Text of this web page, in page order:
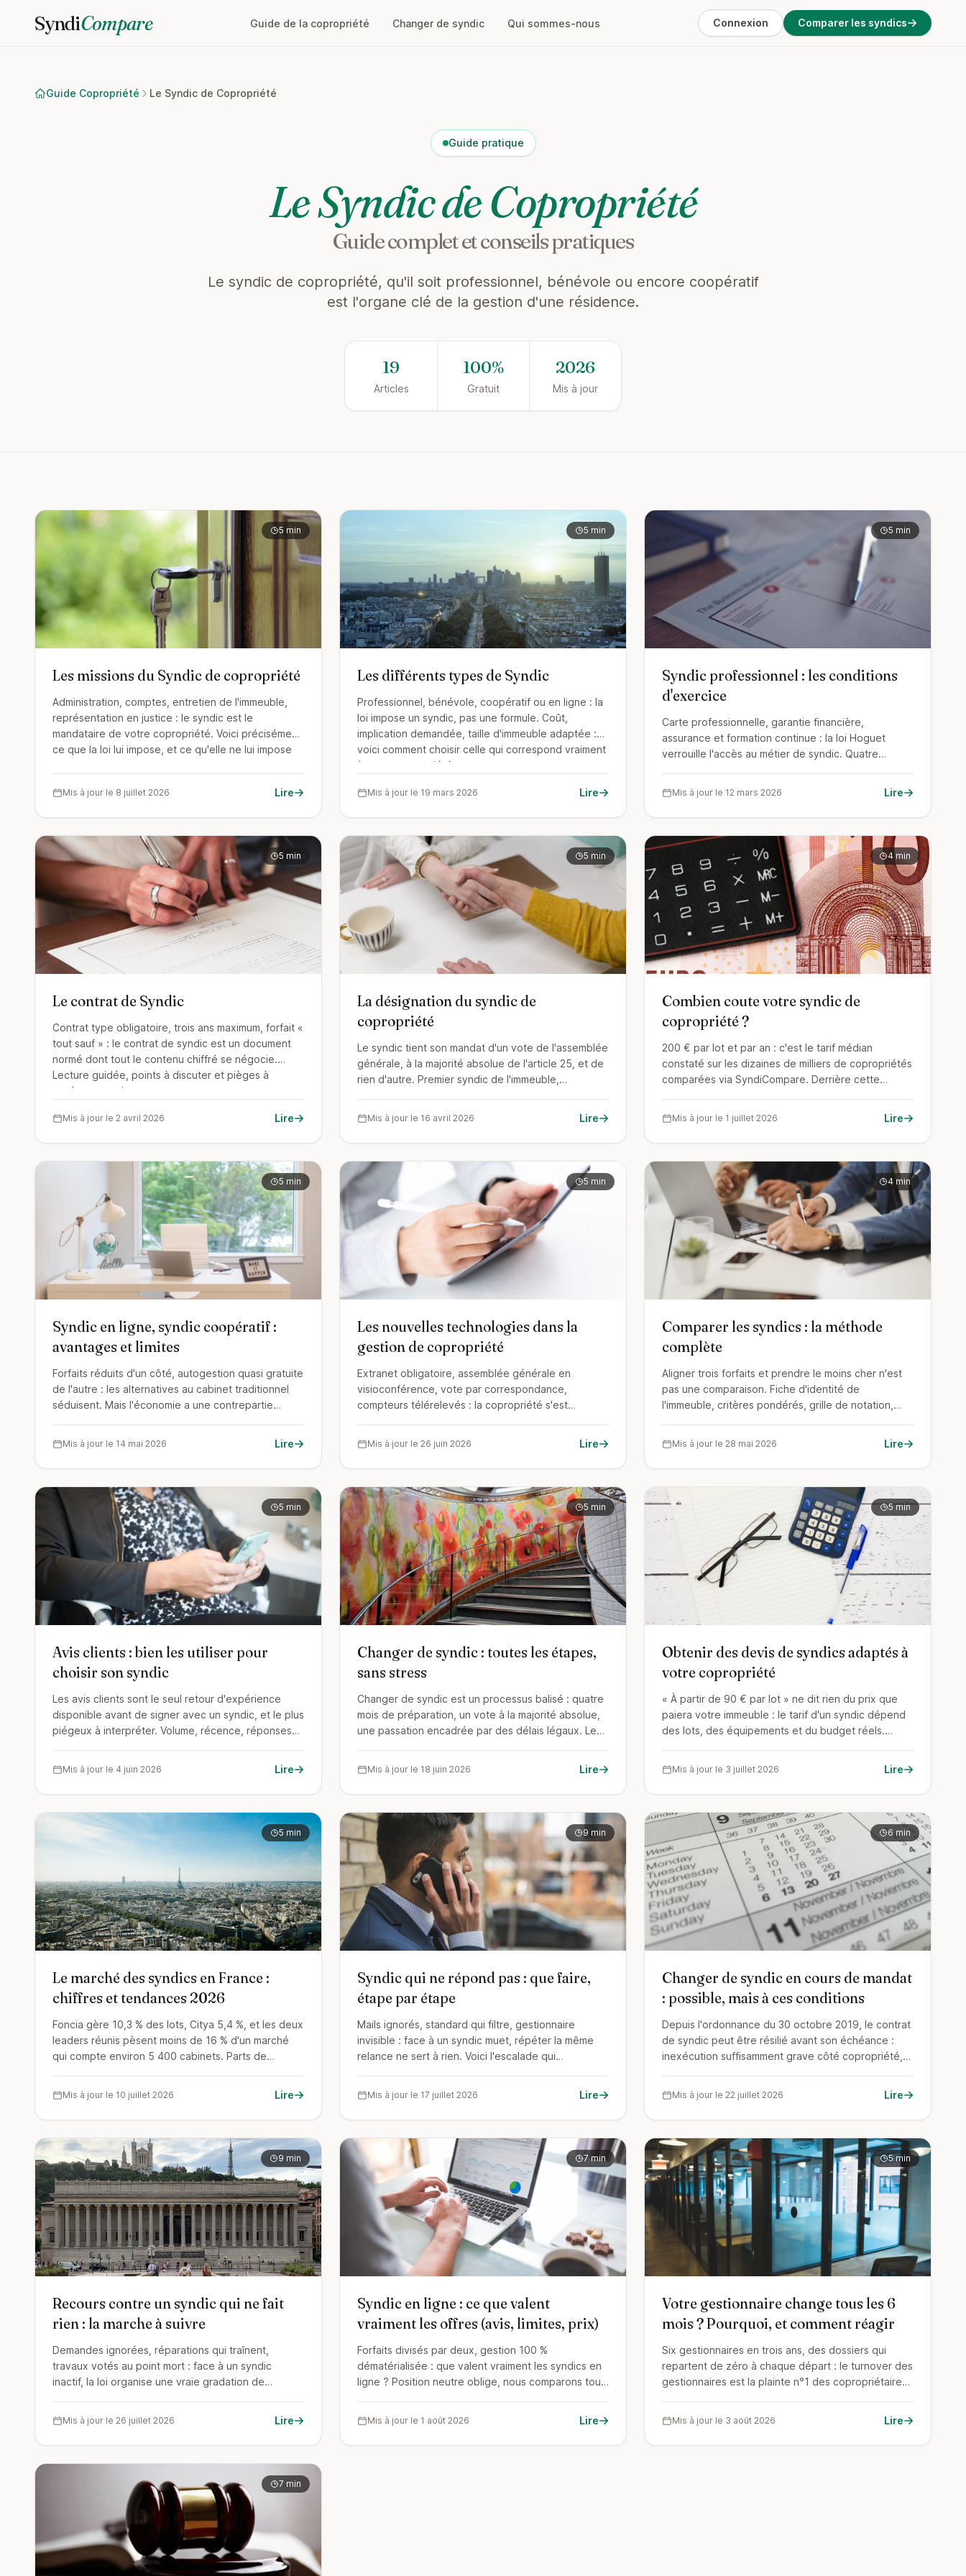
SyndiCompare Guide de la copropriété Changer de syndic Qui sommes-nous Connexion Comparer les syndics
Guide Copropriété Le Syndic de Copropriété
Guide pratique
Le Syndic de Copropriété
Guide complet et conseils pratiques
Le syndic de copropriété, qu'il soit professionnel, bénévole ou encore coopératif
est l'organe clé de la gestion d'une résidence.
19
Articles
100%
Gratuit
2026
Mis à jour
5 min
Les missions du Syndic de copropriété
Administration, comptes, entretien de l'immeuble,
représentation en justice : le syndic est le
mandataire de votre copropriété. Voici précisément
ce que la loi lui impose, et ce qu'elle ne lui impose
Mis à jour le 8 juillet 2026 Lire
5 min
Les différents types de Syndic
Professionnel, bénévole, coopératif ou en ligne : la
loi impose un syndic, pas une formule. Coût,
implication demandée, taille d'immeuble adaptée :
voici comment choisir celle qui correspond vraiment
à votre copropriété.
Mis à jour le 19 mars 2026 Lire
5 min
Syndic professionnel : les conditions
d'exercice
Carte professionnelle, garantie financière,
assurance et formation continue : la loi Hoguet
verrouille l'accès au métier de syndic. Quatre
Mis à jour le 12 mars 2026 Lire
5 min
Le contrat de Syndic
Contrat type obligatoire, trois ans maximum, forfait «
tout sauf » : le contrat de syndic est un document
normé dont tout le contenu chiffré se négocie.
Lecture guidée, points à discuter et pièges à
repérer avant le vote.
Mis à jour le 2 avril 2026 Lire
5 min
La désignation du syndic de
copropriété
Le syndic tient son mandat d'un vote de l'assemblée
générale, à la majorité absolue de l'article 25, et de
rien d'autre. Premier syndic de l'immeuble,
Mis à jour le 16 avril 2026 Lire
4 min
Combien coute votre syndic de
copropriété ?
200 € par lot et par an : c'est le tarif médian
constaté sur les dizaines de milliers de copropriétés
comparées via SyndiCompare. Derrière cette
Mis à jour le 1 juillet 2026 Lire
5 min
Syndic en ligne, syndic coopératif :
avantages et limites
Forfaits réduits d'un côté, autogestion quasi gratuite
de l'autre : les alternatives au cabinet traditionnel
séduisent. Mais l'économie a une contrepartie
Mis à jour le 14 mai 2026 Lire
5 min
Les nouvelles technologies dans la
gestion de copropriété
Extranet obligatoire, assemblée générale en
visioconférence, vote par correspondance,
compteurs télérelevés : la copropriété s'est
syndic, ce qui change vraiment la vie de l'immeuble,
et ce qui relève du gadget facturé.
Mis à jour le 26 juin 2026 Lire
4 min
Comparer les syndics : la méthode
complète
Aligner trois forfaits et prendre le moins cher n'est
pas une comparaison. Fiche d'identité de
l'immeuble, critères pondérés, grille de notation,
Mis à jour le 28 mai 2026 Lire
5 min
Avis clients : bien les utiliser pour
choisir son syndic
Les avis clients sont le seul retour d'expérience
disponible avant de signer avec un syndic, et le plus
piégeux à interpréter. Volume, récence, réponses
complète, et la façon dont SyndiCompare collecte
les siens.
Mis à jour le 4 juin 2026 Lire
5 min
Changer de syndic : toutes les étapes,
sans stress
Changer de syndic est un processus balisé : quatre
mois de préparation, un vote à la majorité absolue,
une passation encadrée par des délais légaux. Le
des rôles entre conseil syndical et copropriétaires.
Mis à jour le 18 juin 2026 Lire
5 min
Obtenir des devis de syndics adaptés à
votre copropriété
« À partir de 90 € par lot » ne dit rien du prix que
paiera votre immeuble : le tarif d'un syndic dépend
des lots, des équipements et du budget réels.
comment obtenir des propositions calculées sur
votre copropriété.
Mis à jour le 3 juillet 2026 Lire
5 min
Le marché des syndics en France :
chiffres et tendances 2026
Foncia gère 10,3 % des lots, Citya 5,4 %, et les deux
leaders réunis pèsent moins de 16 % d'un marché
qui compte environ 5 400 cabinets. Parts de
syndics en ligne : la photographie 2026 du marché,
mesurée sur le registre national.
Mis à jour le 10 juillet 2026 Lire
9 min
Syndic qui ne répond pas : que faire,
étape par étape
Mails ignorés, standard qui filtre, gestionnaire
invisible : face à un syndic muet, répéter la même
relance ne sert à rien. Voici l'escalade qui
de 15 € par jour, jusqu'au changement de syndic.
Mis à jour le 17 juillet 2026 Lire
6 min
Changer de syndic en cours de mandat
: possible, mais à ces conditions
Depuis l'ordonnance du 30 octobre 2019, le contrat
de syndic peut être résilié avant son échéance :
inexécution suffisamment grave côté copropriété,
l'échéance.
Mis à jour le 22 juillet 2026 Lire
9 min
Recours contre un syndic qui ne fait
rien : la marche à suivre
Demandes ignorées, réparations qui traînent,
travaux votés au point mort : face à un syndic
inactif, la loi organise une vraie gradation de
responsabilité, en passant par l'arme la plus efficace
et la moins utilisée, l'assemblée générale. Voici la
marche à suivre, étape par étape, avec les bases
Mis à jour le 26 juillet 2026 Lire
7 min
Syndic en ligne : ce que valent
vraiment les offres (avis, limites, prix)
Forfaits divisés par deux, gestion 100 %
dématérialisée : que valent vraiment les syndics en
ligne ? Position neutre oblige, nous comparons tous
adaptés et les huit questions à poser avant de
signer.
Mis à jour le 1 août 2026 Lire
5 min
Votre gestionnaire change tous les 6
mois ? Pourquoi, et comment réagir
Six gestionnaires en trois ans, des dossiers qui
repartent de zéro à chaque départ : le turnover des
gestionnaires est la plainte n°1 des copropriétaires,
assemblée générale, et quand en tirer les
conséquences.
Mis à jour le 3 août 2026 Lire
7 min